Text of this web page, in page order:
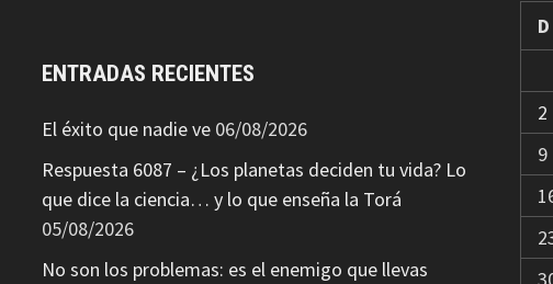
ENTRADAS RECIENTES
El éxito que nadie ve 06/08/2026
Respuesta 6087 – ¿Los planetas deciden tu vida? Lo
que dice la ciencia… y lo que enseña la Torá
05/08/2026
No son los problemas: es el enemigo que llevas
D
2
9